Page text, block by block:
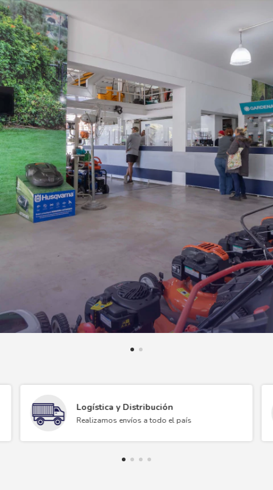
Logística y Distribución
Realizamos envíos a todo el país